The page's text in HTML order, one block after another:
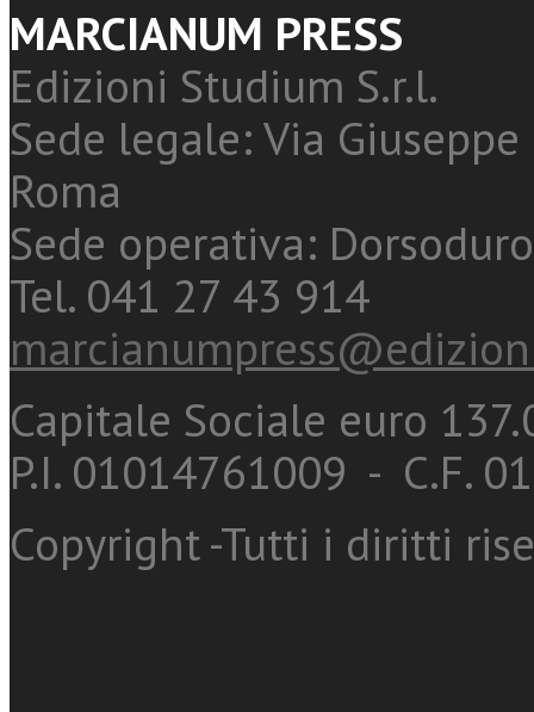
MARCIANUM PRESS
Edizioni Studium S.r.l.
Sede legale: Via
Roma
Sede operativa:
Tel. 041 27 43 914
Capitale Sociale euro
P.I. 01014761009 - C.F.
Copyright -Tutti i diritti